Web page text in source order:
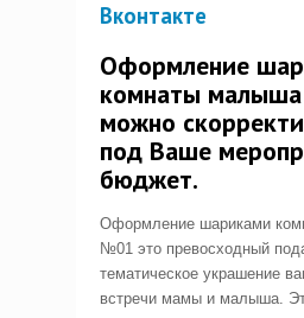
Вконтакте
Оформление
комнаты
можно
под Ваше
бюджет.
Оформление шариками
№01 это превосходный
тематическое украшение
встречи мамы и малыша.